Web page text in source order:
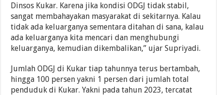
Dinsos Kukar. Karena jika kondisi ODGJ tidak stabil,
sangat membahayakan masyarakat di sekitarnya. Kalau
tidak ada keluarganya sementara ditahan di sana, kalau
ada keluarganya kita mencari dan menghubungi
keluarganya, kemudian dikembalikan,” ujar Supriyadi.
Jumlah ODGJ di Kukar tiap tahunnya terus bertambah,
hingga 100 persen yakni 1 persen dari jumlah total
penduduk di Kukar. Yakni pada tahun 2023, tercatat